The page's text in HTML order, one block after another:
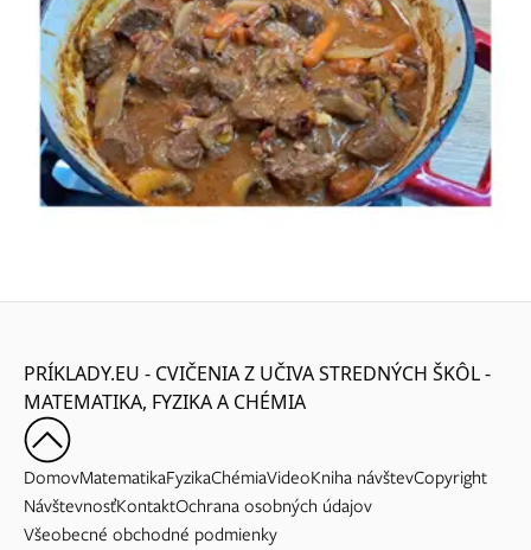
PRÍKLADY.EU - CVIČENIA Z UČIVA STREDNÝCH ŠKÔL -
MATEMATIKA, FYZIKA A CHÉMIA
DomovMatematikaFyzikaChémiaVideoKniha návštevCopyright
NávštevnosťKontaktOchrana osobných údajov
Všeobecné obchodné podmienky